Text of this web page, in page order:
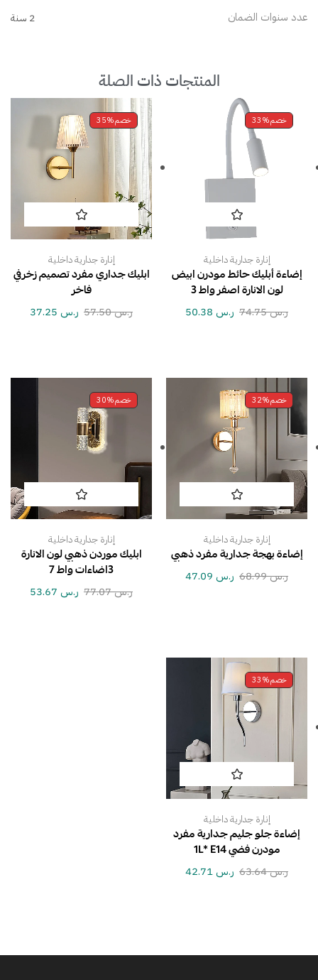
عدد سنوات الضمان 2 سنة
المنتجات ذات الصلة
خصم33%
إنارة جدارية داخلية
إضاءة أبليك حائط مودرن ابيض
لون الانارة اصفر واط 3
ر.س74.75 ر.س
خصم35%
إنارة جدارية داخلية
ابليك جداري مفرد تصميم زخرفي
فاخر
ر.س57.50 ر.س
خصم32%
إنارة جدارية داخلية
إضاءة بهجة جدارية مفرد ذهبي
ر.س68.99 ر.س
خصم30%
إنارة جدارية داخلية
ابليك موردن ذهبي لون الانارة
3اضاءات واط 7
ر.س77.07 ر.س
خصم33%
إنارة جدارية داخلية
إضاءة جلو جليم جدارية مفرد
مودرن فضي 1L* E14
ر.س63.64 ر.س